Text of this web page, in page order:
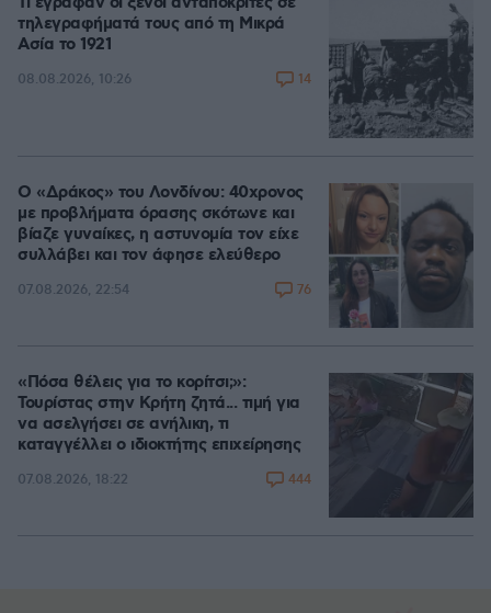
τηλεγραφήματά τους από τη Μικρά
Ασία το 1921
08.08.2026, 10:26 14
Ο «Δράκος» του Λονδίνου: 40χρονος
με προβλήματα όρασης σκότωνε και
βίαζε γυναίκες, η αστυνομία τον είχε
συλλάβει και τον άφησε ελεύθερο
07.08.2026, 22:54 76
«Πόσα θέλεις για το κορίτσι;»:
Τουρίστας στην Κρήτη ζητά... τιμή για
να ασελγήσει σε ανήλικη, τι
καταγγέλλει ο ιδιοκτήτης επιχείρησης
07.08.2026, 18:22 444